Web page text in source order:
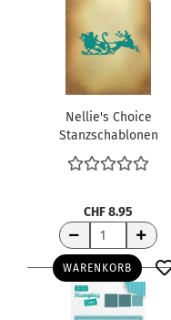
Nellie's Choice
Stanzschablonen
Weihnachtsmann mit
Schlitten 9x3.5cm
CHF 8.95
WARENKORB